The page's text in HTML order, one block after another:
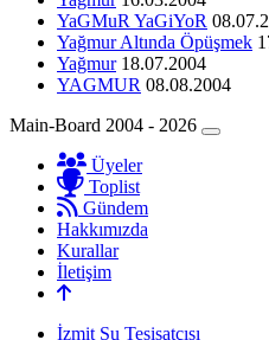
YaGMuR YaGiYoR
Yağmur Altında Öpüşmek
Yağmur 18.07.2004
YAGMUR 08.08.2004
Main-Board 2004 - 2026
Üyeler
Toplist
Gündem
Hakkımızda
Kurallar
İletişim
İzmit Su Tesisatçısı